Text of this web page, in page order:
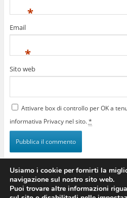
*
Email
*
Sito web
Attivare box di controllo per OK a
informativa Privacy nel sito.*
Visualizza sito
Usiamo i cookie per fornirti la
navigazione sul nostro sito web.
Puoi trovare altre informazioni